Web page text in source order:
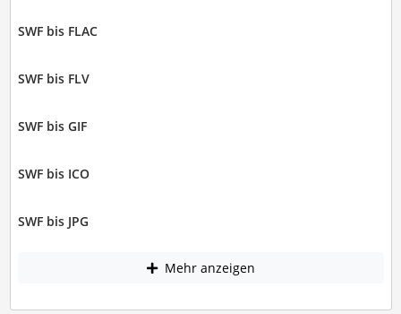
SWF bis FLAC
SWF bis FLV
SWF bis GIF
SWF bis ICO
SWF bis JPG
Mehr anzeigen